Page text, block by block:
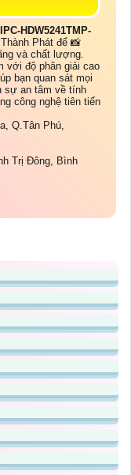
HDW5241TMP-
Phát để 📸
và chất lượng.
với độ phân giải cao
bạn quan sát mọi
sự an tâm về tính
công nghệ tiên tiến
Q.Tân Phú,
Trị Đông, Bình